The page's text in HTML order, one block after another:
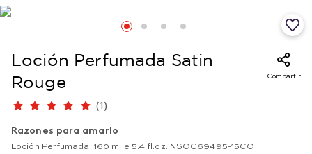
Loción Perfumada Satin
Rouge
Compartir
(1 )
Razones para amarlo
Loción Perfumada. 160 ml e 5.4 fl.oz. NSOC69495-15CO